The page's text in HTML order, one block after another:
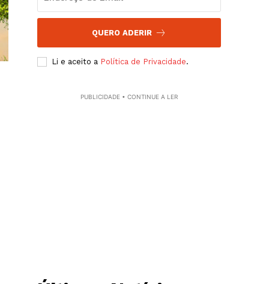
QUERO ADERIR
Li e aceito a Política de Privacidade.
PUBLICIDADE • CONTINUE A LER